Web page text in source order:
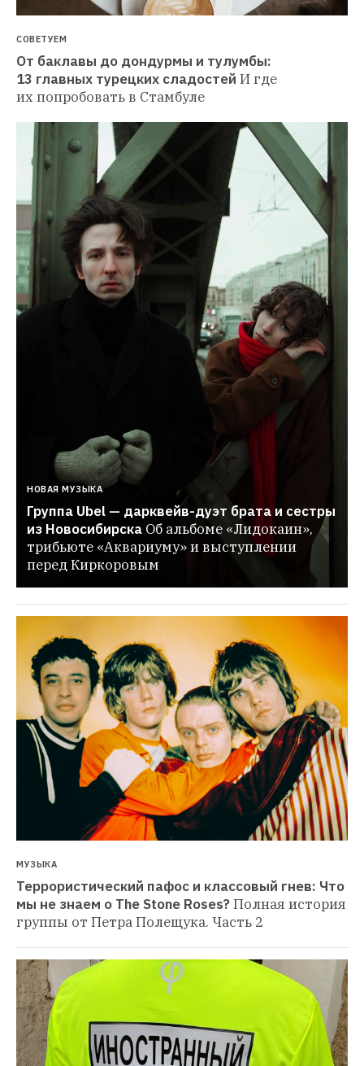
СОВЕТУЕМ
От баклавы до дондурмы и тулумбы:
13 главных турецких сладостей И где
их попробовать в Стамбуле
НОВАЯ МУЗЫКА
Группа Ubel — дарквейв-дуэт брата и сестры
из Новосибирска Об альбоме «Лидокаин»,
трибьюте «Аквариуму» и выступлении
перед Киркоровым
МУЗЫКА
Террористический пафос и классовый гнев: Что
мы не знаем о The Stone Roses?Полная история
группы от Петра Полещука. Часть 2